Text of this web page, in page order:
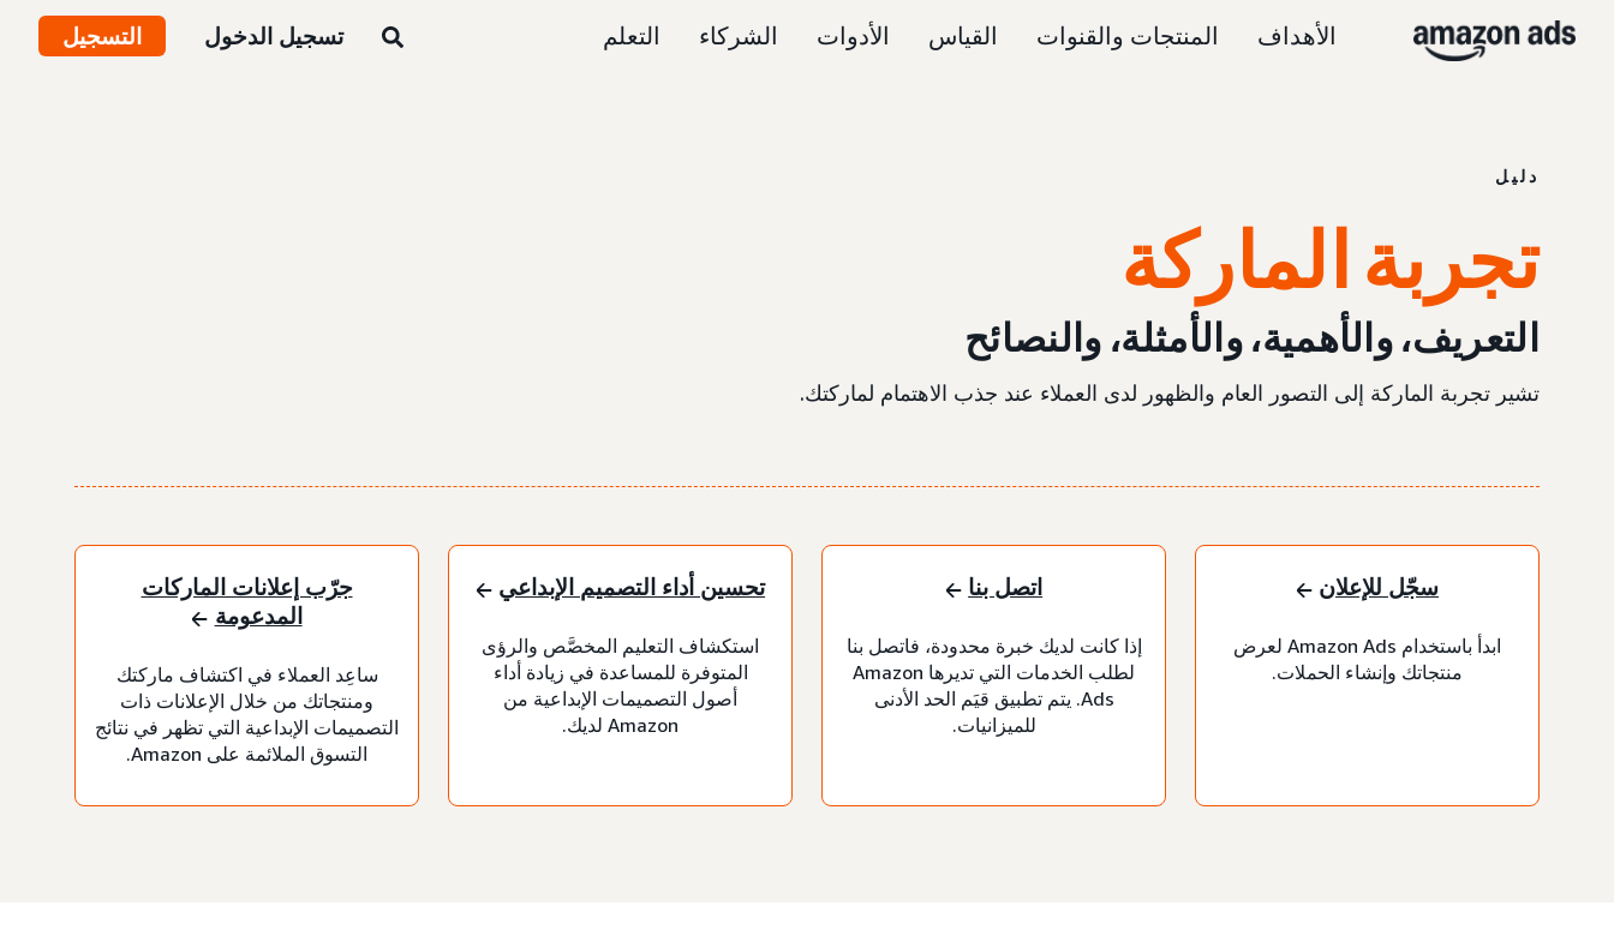
الأهداف المنتجات والقنوات القياس الأدوات الشركاء التعلم تسجيل الدخول التسجيل
دليل
تجربة الماركة
التعريف، والأهمية، والأمثلة، والنصائح
تشير تجربة الماركة إلى التصور العام والظهور لدى العملاء عند جذب الاهتمام لماركتك.
سجّل للإعلان
ابدأ باستخدام Amazon Ads لعرض
منتجاتك وإنشاء الحملات.
اتصل بنا
إذا كانت لديك خبرة محدودة، فاتصل بنا
لطلب الخدمات التي تديرها Amazon
Ads. يتم تطبيق قيَم الحد الأدنى
للميزانيات.
تحسين أداء التصميم الإبداعي
استكشاف التعليم المخصَّص والرؤى
المتوفرة للمساعدة في زيادة أداء
أصول التصميمات الإبداعية من
Amazon لديك.
جرّب إعلانات الماركات
المدعومة
ساعِد العملاء في اكتشاف ماركتك
ومنتجاتك من خلال الإعلانات ذات
التصميمات الإبداعية التي تظهر في نتائج
التسوق الملائمة على Amazon.